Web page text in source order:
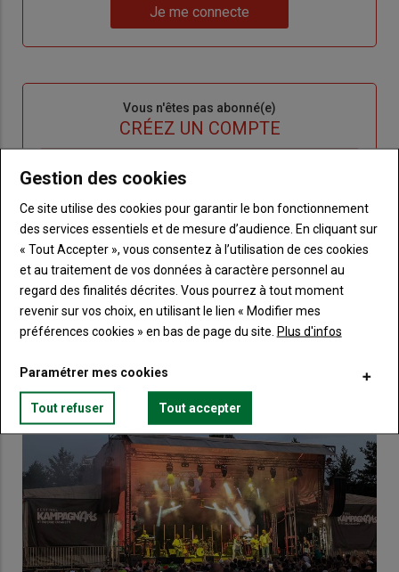
de
me
Je me connecte
Vous n'êtes pas abonné(e)
CRÉEZ UN COMPTE
BodyChoisissez votre formule et créez votre
Touraine.
Lien Créez un compte
VOUS AIMEREZ AUSSI
Gestion des cookies
Ce site utilise des cookies pour garantir le bon fonctionnement
des services essentiels et de mesure d’audience. En cliquant sur
« Tout Accepter », vous consentez à l’utilisation de ces cookies
et au traitement de vos données à caractère personnel au
regard des finalités décrites. Vous pourrez à tout moment
revenir sur vos choix, en utilisant le lien « Modifier mes
préférences cookies » en bas de page du site. Plus d'infos
Paramétrer mes cookies
Tout refuser Tout accepter